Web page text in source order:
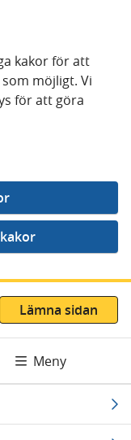
kakor för att
möjligt. Vi
för att göra
Lämna sidan
Meny